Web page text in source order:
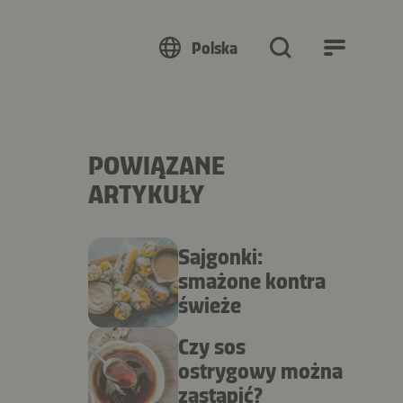
Polska
POWIĄZANE
ARTYKUŁY
Sajgonki:
smażone kontra
świeże
Czy sos
ostrygowy można
zastąpić?